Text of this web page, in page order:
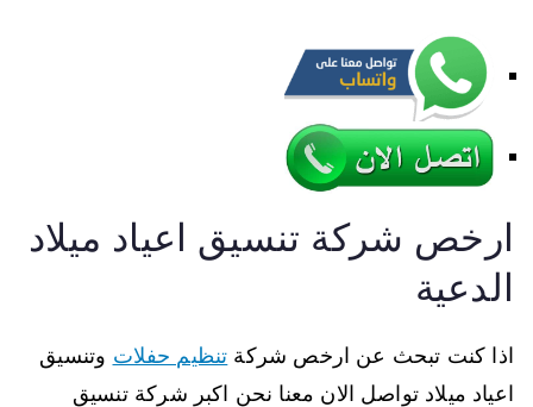
ارخص شركة تنسيق اعياد ميلاد
الدعية
اذا كنت تبحث عن ارخص شركة تنظيم حفلات وتنسيق
اعياد ميلاد تواصل الان معنا نحن اكبر شركة تنسيق